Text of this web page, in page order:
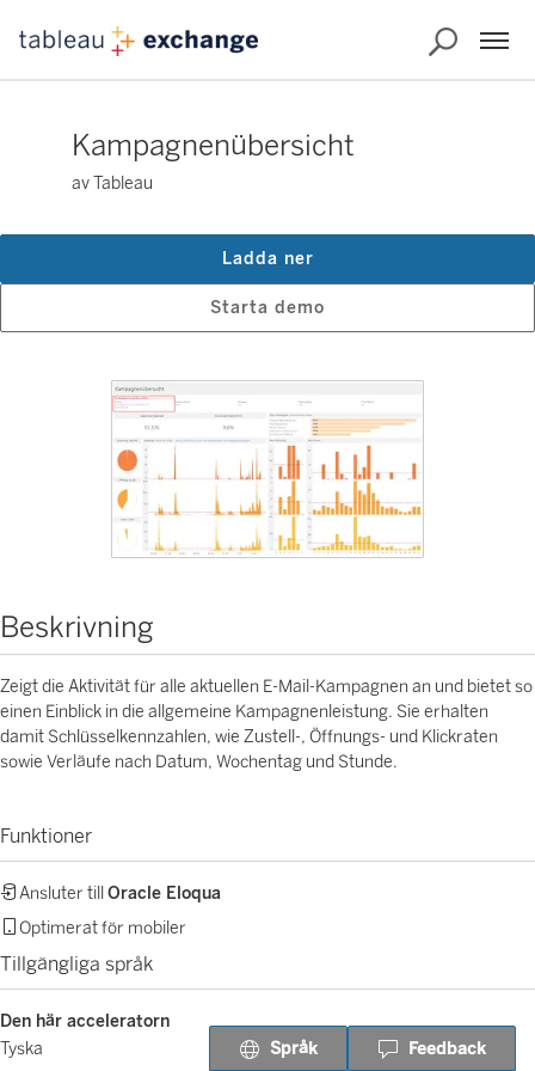
Kampagnenübersicht
av Tableau
Starta demo
Ladda ner
Beskrivning
Zeigt die Aktivität für alle aktuellen E-Mail-Kampagnen an und bietet so
einen Einblick in die allgemeine Kampagnenleistung. Sie erhalten
damit Schlüsselkennzahlen, wie Zustell-, Öffnungs- und Klickraten
sowie Verläufe nach Datum, Wochentag und Stunde.
Funktioner
Ansluter till Oracle Eloqua
Optimerat för mobiler
Tillgängliga språk
Den här acceleratorn
Tyska
Språk Feedback